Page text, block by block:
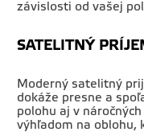
závislosti od vašej
SATELITNÝ
Moderný satelitný
dokáže presne a
polohu aj v
výhľadom na oblohu,